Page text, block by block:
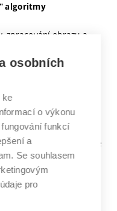
algoritmy
zpracování obrazu a
obrazu,
lépe porozumět jejich
algoritmy do
připravovat nové. Možné
jeho komprese,
osobních
ke
o výkonu
funkcí
a
Se souhlasem
pro